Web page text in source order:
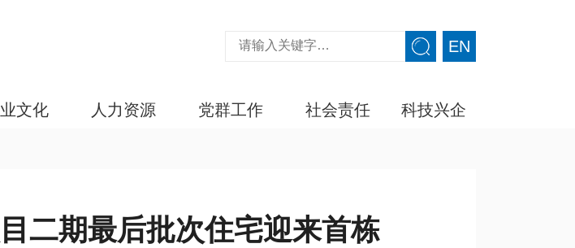
EN
文化 人力资源 党群工作 社会责任 科技兴企
二期最后批次住宅迎来首栋